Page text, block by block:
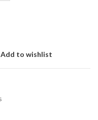
Add to wishlist